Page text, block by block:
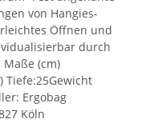
von Hangies-
Öffnen und
durch
(cm)
Tiefe:25Gewicht
Ergobag
Köln